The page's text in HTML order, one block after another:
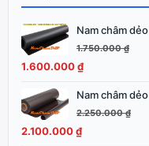
Nam châm
1.750.000₫
Giá
gốc
là:
1.600.000₫
Giá
hiện
tại
1.600.000 ₫.Nam châm
2.250.000₫
Giá
gốc
là:
2.100.000₫
Giá
hiện
tại